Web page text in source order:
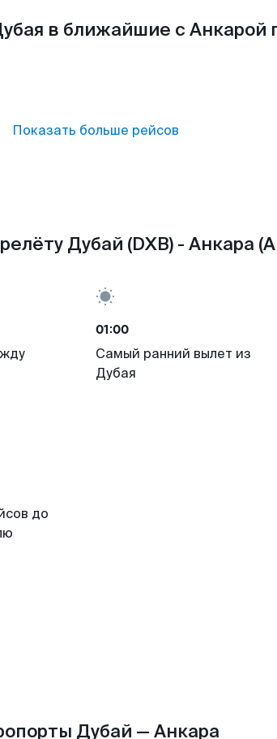
в ближайшие с Анкарой
Показать больше рейсов
Дубай (DXB) - Анкара
01:00
Самый ранний вылет из
Дубая
до
Дубай — Анкара